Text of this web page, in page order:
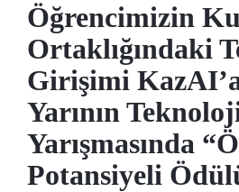
Öğrencimizin
Ortaklığındaki
Girişimi
Yarının
Yarışmasında
Potansiyeli